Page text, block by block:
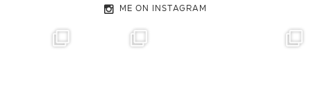
ME ON INSTAGRAM